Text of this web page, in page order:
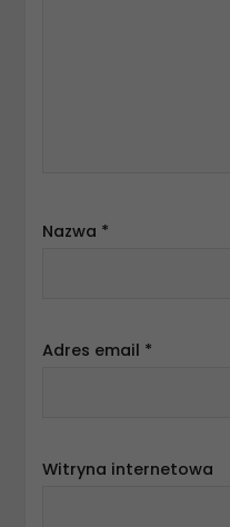
Nazwa *
Adres email *
Witryna internetowa